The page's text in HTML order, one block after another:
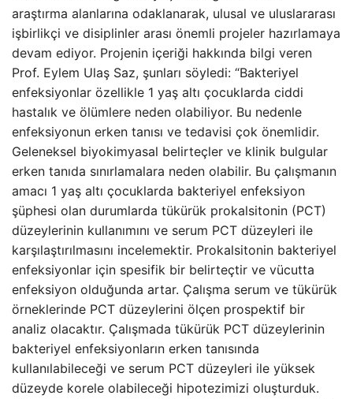
araştırma alanlarına odaklanarak, ulusal ve uluslararası
işbirlikçi ve disiplinler arası önemli projeler hazırlamaya
devam ediyor. Projenin içeriği hakkında bilgi veren
Prof. Eylem Ulaş Saz, şunları söyledi: “Bakteriyel
enfeksiyonlar özellikle 1 yaş altı çocuklarda ciddi
hastalık ve ölümlere neden olabiliyor. Bu nedenle
enfeksiyonun erken tanısı ve tedavisi çok önemlidir.
Geleneksel biyokimyasal belirteçler ve klinik bulgular
erken tanıda sınırlamalara neden olabilir. Bu çalışmanın
amacı 1 yaş altı çocuklarda bakteriyel enfeksiyon
şüphesi olan durumlarda tükürük prokalsitonin (PCT)
düzeylerinin kullanımını ve serum PCT düzeyleri ile
karşılaştırılmasını incelemektir. Prokalsitonin bakteriyel
enfeksiyonlar için spesifik bir belirteçtir ve vücutta
enfeksiyon olduğunda artar. Çalışma serum ve tükürük
örneklerinde PCT düzeylerini ölçen prospektif bir
analiz olacaktır. Çalışmada tükürük PCT düzeylerinin
bakteriyel enfeksiyonların erken tanısında
kullanılabileceği ve serum PCT düzeyleri ile yüksek
düzeyde korele olabileceği hipotezimizi oluşturduk.